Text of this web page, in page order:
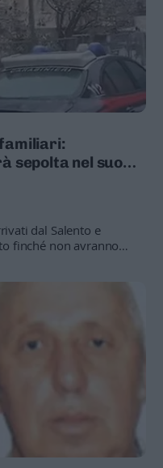
sepolta nel suo
dal Salento e
finché non avranno